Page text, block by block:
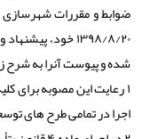
ضوابط و مقررات شهرسازی
۱۳۹۸/۸/۲۰ خود،
شده و پیوست آنرا به شرح
۱ رعایت این مصوبه برای
اجرا در تمامی طرح های